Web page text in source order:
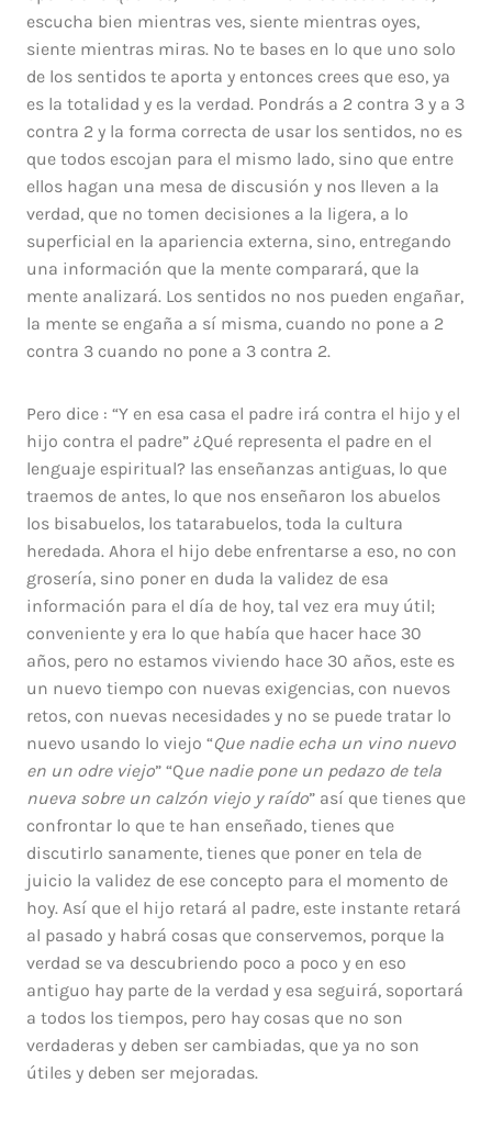
escucha bien mientras ves, siente mientras oyes,
siente mientras miras. No te bases en lo que uno solo
de los sentidos te aporta y entonces crees que eso, ya
es la totalidad y es la verdad. Pondrás a 2 contra 3 y a 3
contra 2 y la forma correcta de usar los sentidos, no es
que todos escojan para el mismo lado, sino que entre
ellos hagan una mesa de discusión y nos lleven a la
verdad, que no tomen decisiones a la ligera, a lo
superficial en la apariencia externa, sino, entregando
una información que la mente comparará, que la
mente analizará. Los sentidos no nos pueden engañar,
la mente se engaña a sí misma, cuando no pone a 2
contra 3 cuando no pone a 3 contra 2.
Pero dice : “Y en esa casa el padre irá contra el hijo y el
hijo contra el padre” ¿Qué representa el padre en el
lenguaje espiritual? las enseñanzas antiguas, lo que
traemos de antes, lo que nos enseñaron los abuelos
los bisabuelos, los tatarabuelos, toda la cultura
heredada. Ahora el hijo debe enfrentarse a eso, no con
grosería, sino poner en duda la validez de esa
información para el día de hoy, tal vez era muy útil;
conveniente y era lo que había que hacer hace 30
años, pero no estamos viviendo hace 30 años, este es
un nuevo tiempo con nuevas exigencias, con nuevos
retos, con nuevas necesidades y no se puede tratar lo
nuevo usando lo viejo “Que nadie echa un vino nuevo
en un odre viejo” “Que nadie pone un pedazo de tela
nueva sobre un calzón viejo y raído” así que tienes que
confrontar lo que te han enseñado, tienes que
discutirlo sanamente, tienes que poner en tela de
juicio la validez de ese concepto para el momento de
hoy. Así que el hijo retará al padre, este instante retará
al pasado y habrá cosas que conservemos, porque la
verdad se va descubriendo poco a poco y en eso
antiguo hay parte de la verdad y esa seguirá, soportará
a todos los tiempos, pero hay cosas que no son
verdaderas y deben ser cambiadas, que ya no son
útiles y deben ser mejoradas.